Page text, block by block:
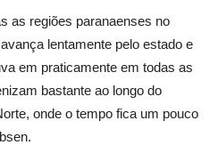
as regiões paranaenses no
lentamente pelo estado e
em praticamente em todas as
bastante ao longo do
onde o tempo fica um pouco